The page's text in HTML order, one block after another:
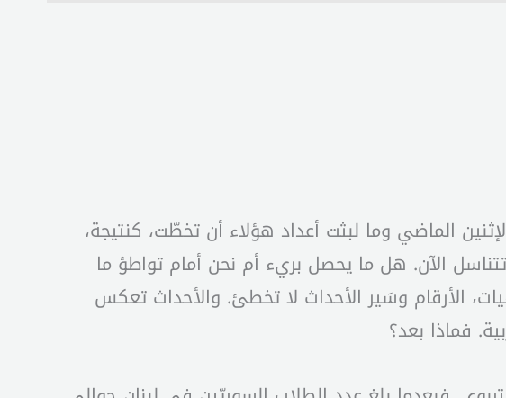
الماضي وما لبثت أعداد هؤلاء أن تخطّت، كنتيجة،
الآن. هل ما يحصل بريء أم نحن أمام تواطؤ ما
الأرقام وسَير الأحداث لا تخطئ. والأحداث تعكس
فماذا بعد؟